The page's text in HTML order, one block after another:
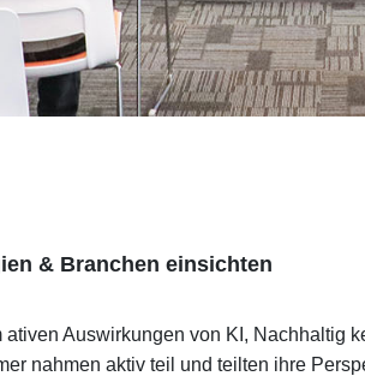
& Branchen einsichten
ativen Auswirkungen von KI,
nahmen aktiv teil und teilten ihre